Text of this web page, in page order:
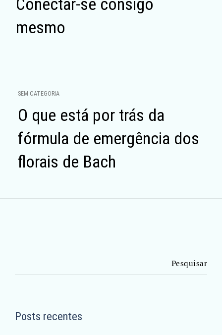
posts
Conectar-se consigo
mesmo
SEM CATEGORIA
O que está por trás da
fórmula de emergência dos
florais de Bach
Posts recentes